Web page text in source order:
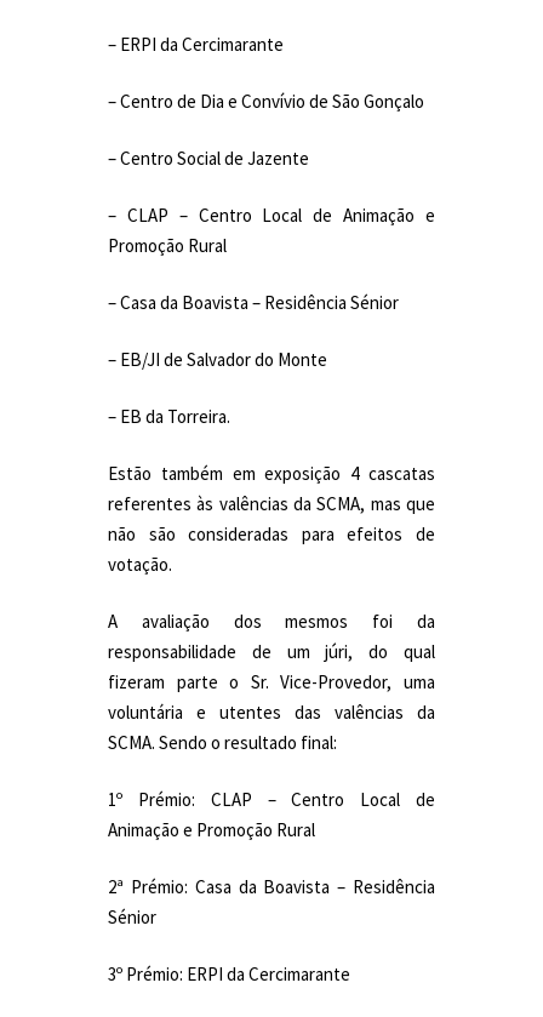
– ERPI da Cercimarante
– Centro de Dia e Convívio de São Gonçalo
– Centro Social de Jazente
– CLAP – Centro Local de Animação e
Promoção Rural
– Casa da Boavista – Residência Sénior
– EB/JI de Salvador do Monte
– EB da Torreira.
Estão também em exposição 4 cascatas
referentes às valências da SCMA, mas que
não são consideradas para efeitos de
votação.
A avaliação dos mesmos foi da
responsabilidade de um júri, do qual
fizeram parte o Sr. Vice-Provedor, uma
voluntária e utentes das valências da
SCMA. Sendo o resultado final:
1º Prémio: CLAP – Centro Local de
Animação e Promoção Rural
2ª Prémio: Casa da Boavista – Residência
Sénior
3º Prémio: ERPI da Cercimarante